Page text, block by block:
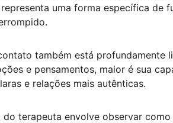
uma forma específica
também está profundamente
e pensamentos, maior é sua
e relações mais autênticas.
terapeuta envolve observar